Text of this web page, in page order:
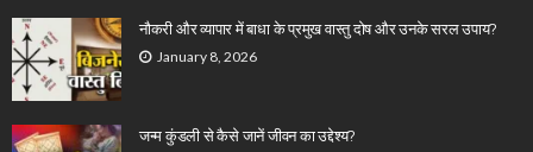
नौकरी और व्यापार में बाधा के प्रमुख वास्तु दोष और उनके सरल उपाय?
January 8, 2026
जन्म कुंडली से कैसे जानें जीवन का उद्देश्य?